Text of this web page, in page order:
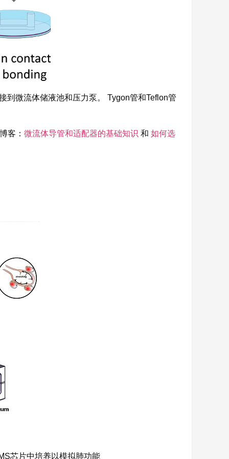
到微流体储液池和压力泵。 Tygon管和Teflon管
客： 微流体导管和适配器的基础知识 和 如何选
芯片中培养以模拟肺功能